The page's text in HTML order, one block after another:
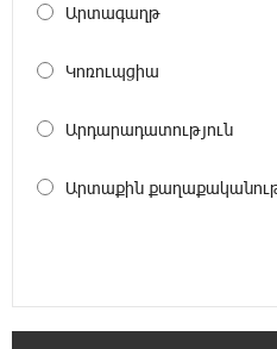
ապօրինություն
Արժանապատիվ
17:07:39 7-08-2026
Նարեկ
Արտագաղթ
Կոռուպցիա
Արդարադատություն
Արտաքին